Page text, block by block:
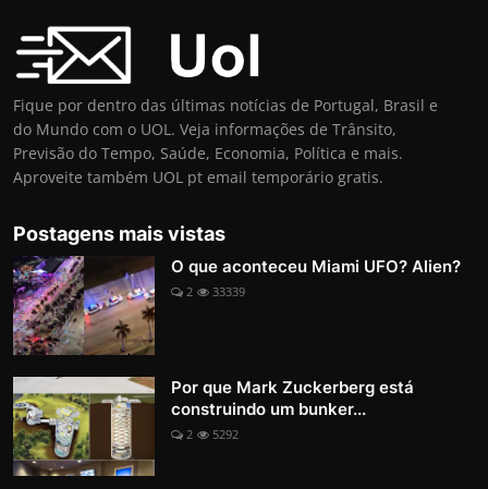
Fique por dentro das últimas notícias de Portugal, Brasil e
do Mundo com o UOL. Veja informações de Trânsito,
Previsão do Tempo, Saúde, Economia, Política e mais.
Aproveite também UOL pt email temporário gratis.
Postagens mais vistas
O que aconteceu Miami UFO? Alien?
2 33339
Por que Mark Zuckerberg está
construindo um bunker...
2 5292